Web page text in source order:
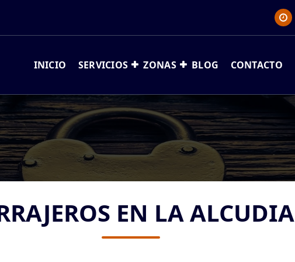
INICIO SERVICIOS ZONAS BLOG CONTACTO
EN LA ALCUDIA